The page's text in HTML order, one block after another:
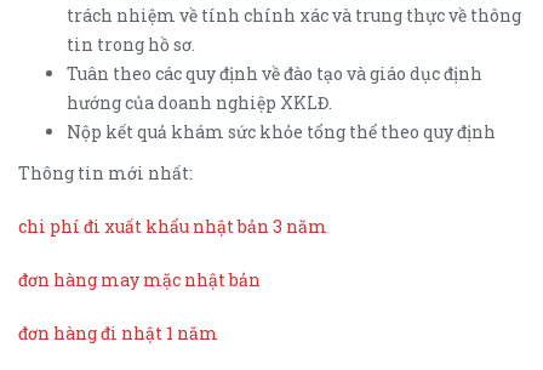
trách nhiệm về tính chính xác và trung thực về thông
tin trong hồ sơ.
Tuân theo các quy định về đào tạo và giáo dục định
hướng của doanh nghiệp XKLĐ.
Nộp kết quả khám sức khỏe tổng thể theo quy định
Thông tin mới nhất:
chi phí đi xuất khẩu nhật bản 3 năm
đơn hàng may mặc nhật bản
đơn hàng đi nhật 1 năm